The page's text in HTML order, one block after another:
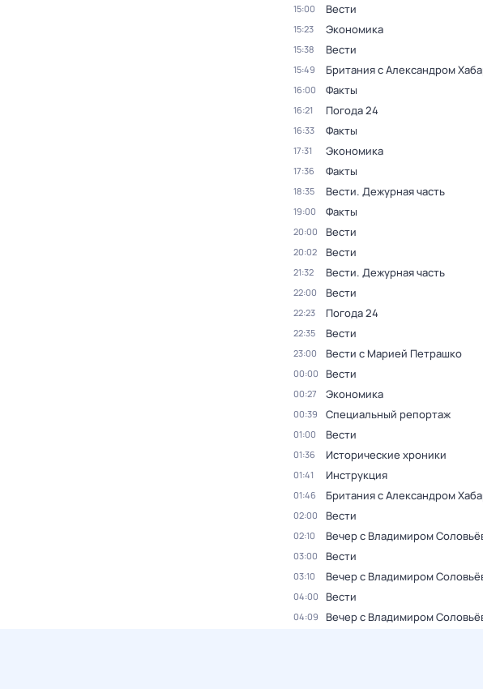
15:00 Вести
15:23 Экономика
15:38 Вести
15:49 Британия с Александром
16:00 Факты
16:21 Погода 24
16:33 Факты
17:31 Экономика
17:36 Факты
18:35 Вести. Дежурная часть
19:00 Факты
20:00 Вести
20:02 Вести
21:32 Вести. Дежурная часть
22:00 Вести
22:23 Погода 24
22:35 Вести
23:00 Вести с Марией Петрашко
00:00 Вести
00:27 Экономика
00:39 Специальный репортаж
01:00 Вести
01:36 Исторические хроники
01:41 Инструкция
01:46 Британия с Александром
02:00 Вести
02:10 Вечер с Владимиром
03:00 Вести
03:10 Вечер с Владимиром
04:00 Вести
04:09 Вечер с Владимиром